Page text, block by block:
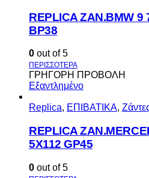
REPLICA ZAN.BMW 9
BP38
0 out of 5
ΓΡΗΓΟΡΗ ΠΡΟΒΟΛΗ
Εξαντλημένο
Replica, ΕΠΙΒΑΤΙΚΑ,
REPLICA
5X112 GP45
0 out of 5